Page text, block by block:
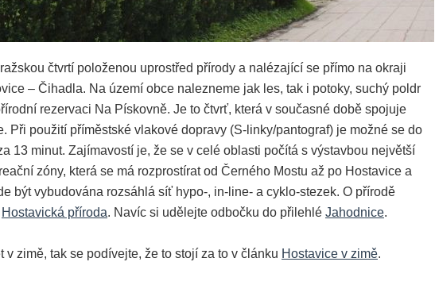
čtvrtí položenou uprostřed přírody a nalézající se přímo na okraji
– Čihadla. Na území obce nalezneme jak les, tak i potoky, suchý poldr
rezervaci Na Pískovně. Je to čtvrť, která v současné době spojuje
Při použití příměstské vlakové dopravy (S-linky/pantograf) je možné se do
13 minut. Zajímavostí je, že se v celé oblasti počítá s výstavbou největší
zóny, která se má rozprostírat od Černého Mostu až po Hostavice a
být vybudována rozsáhlá síť hypo-, in-line- a cyklo-stezek. O přírodě
Hostavická příroda. Navíc si udělejte odbočku do přilehlé Jahodnice.
v zimě, tak se podívejte, že to stojí za to v článku Hostavice v zimě.